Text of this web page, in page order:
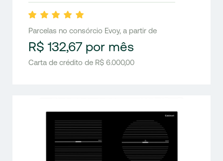
Parcelas no consórcio Evoy, a partir de
R$ 132,67 por mês
Carta de crédito de R$ 6.000,00